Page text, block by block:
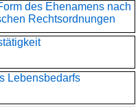
des Ehenamens nach
Rechtsordnungen
Lebensbedarfs